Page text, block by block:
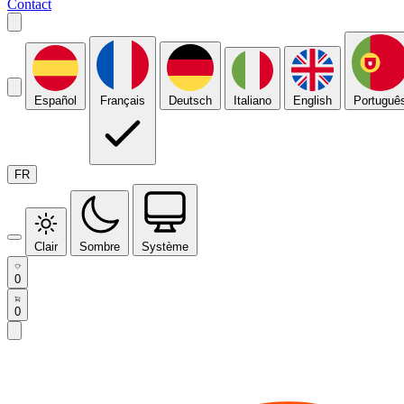
Contact
Español Français Deutsch Italiano English
FR
Clair Sombre Système
0
0